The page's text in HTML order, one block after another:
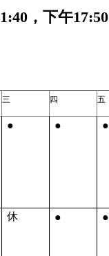
，下午17:50
三 四 五
● ● ●
休 ● ●